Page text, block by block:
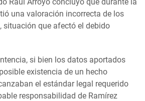
una valoración incorrecta de los
situación que afectó el debido
si bien los datos aportados
existencia de un hecho
el estándar legal requerido
responsabilidad de Ramírez